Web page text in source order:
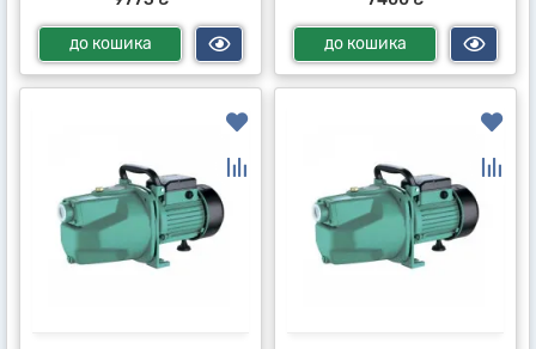
до кошика до кошика